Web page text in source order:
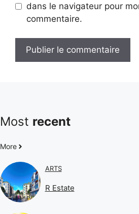
dans le navigateur pour
commentaire.
Most recent
More
ARTS
R Estate